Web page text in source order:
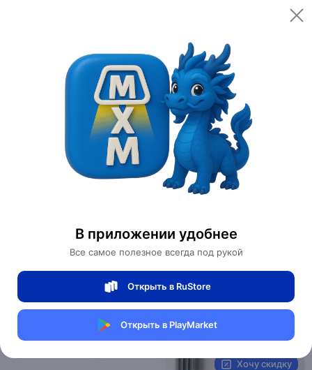
В приложении удобнее
Все самое полезное всегда под рукой
Открыть в RuStore
Открыть в PlayMarket
Открыть
Категории 家具和办公家具
居家家具
Кресло кровать темно-синий цвет с банкеткой
банкеткой
Магазин eMILE
MXM2647370231
Хочу скидку